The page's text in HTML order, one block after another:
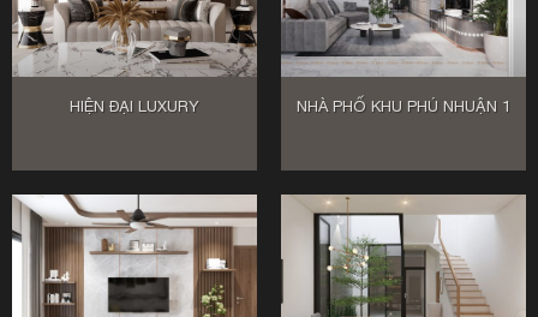
HIỆN ĐẠI LUXURY NHÀ PHỐ KHU PHÚ NHUẬN 1